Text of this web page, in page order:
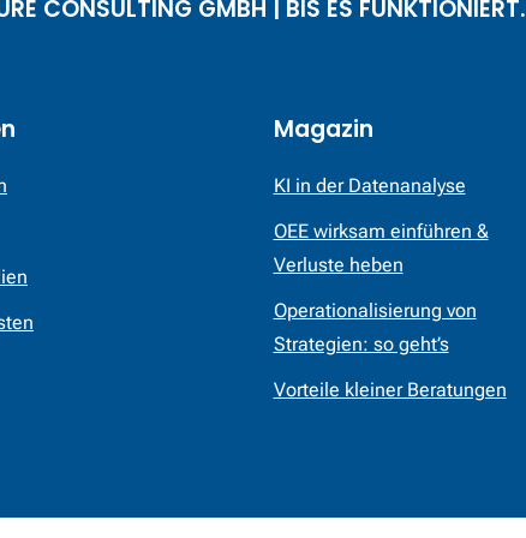
CONSULTING GMBH | BIS ES FUNKTIONIERT.
Magazin
KI in der Datenanalyse
OEE wirksam einführen &
Verluste heben
Operationalisierung von
Strategien: so geht’s
Vorteile kleiner Beratungen